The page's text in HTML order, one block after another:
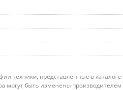
техники, представленные в
могут быть изменены